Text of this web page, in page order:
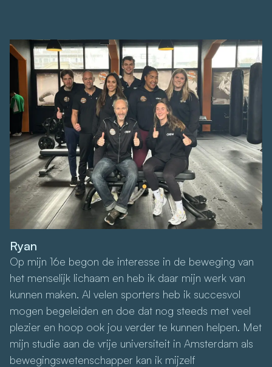
Ryan
Op mijn 16e begon de interesse in de beweging van
het menselijk lichaam en heb ik daar mijn werk van
kunnen maken. Al velen sporters heb ik succesvol
mogen begeleiden en doe dat nog steeds met veel
plezier en hoop ook jou verder te kunnen helpen. Met
mijn studie aan de vrije universiteit in Amsterdam als
bewegingswetenschapper kan ik mijzelf